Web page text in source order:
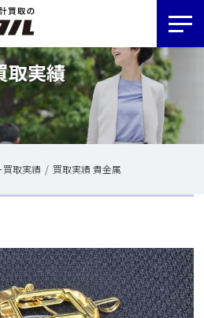
取実績
買取実績 買取実績 貴金属